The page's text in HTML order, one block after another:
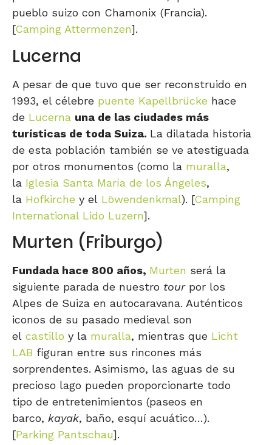
pueblo suizo con Chamonix (Francia).
[Camping Attermenzen].
Lucerna
A pesar de que tuvo que ser reconstruido en
1993, el célebre puente Kapellbrücke hace
de Lucerna una de las ciudades más
turísticas de toda Suiza. La dilatada historia
de esta población también se ve atestiguada
por otros monumentos (como la muralla,
la Iglesia Santa María de los Ángeles,
la Hofkirche y el Löwendenkmal). [Camping
International Lido Luzern].
Murten (Friburgo)
Fundada hace 800 años, Murten será la
siguiente parada de nuestro tour por los
Alpes de Suiza en autocaravana. Auténticos
iconos de su pasado medieval son
el castillo y la muralla, mientras que Licht
LAB figuran entre sus rincones más
sorprendentes. Asimismo, las aguas de su
precioso lago pueden proporcionarte todo
tipo de entretenimientos (paseos en
barco, kayak, baño, esquí acuático…).
[Parking Pantschau].